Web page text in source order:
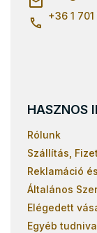
+36 1 701
HASZNOS
Rólunk
Szállítás,
Reklamáció
Általános
Elégedett
Egyéb